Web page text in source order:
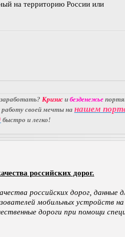
на территорию России или
Кризис и безденежье
своей мечты на нашем
быстро и легко!
российских дорог.
российских дорог, данные
мобильных устройств
дороги при помощи